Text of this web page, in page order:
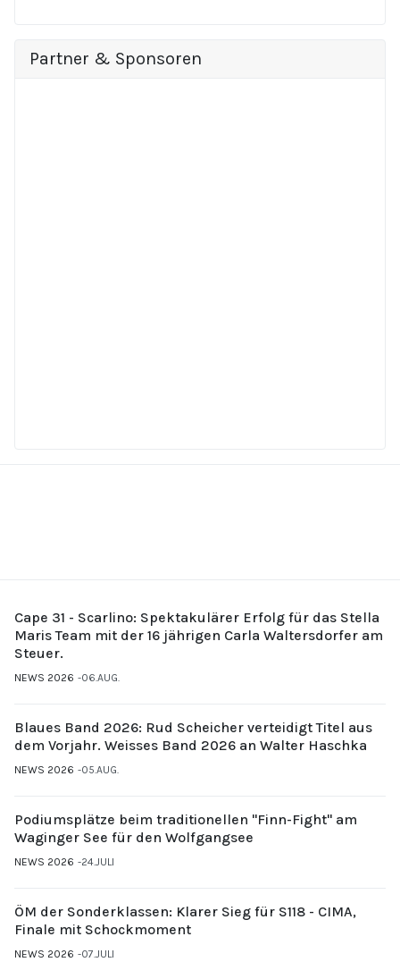
Partner & Sponsoren
Cape 31 - Scarlino: Spektakulärer Erfolg für das Stella
Maris Team mit der 16 jährigen Carla Waltersdorfer am
Steuer.
NEWS 2026 06.AUG.
Blaues Band 2026: Rud Scheicher verteidigt Titel aus
dem Vorjahr. Weisses Band 2026 an Walter Haschka
NEWS 2026 05.AUG.
Podiumsplätze beim traditionellen "Finn-Fight" am
Waginger See für den Wolfgangsee
NEWS 2026 24.JULI
ÖM der Sonderklassen: Klarer Sieg für S118 - CIMA,
Finale mit Schockmoment
NEWS 2026 07.JULI